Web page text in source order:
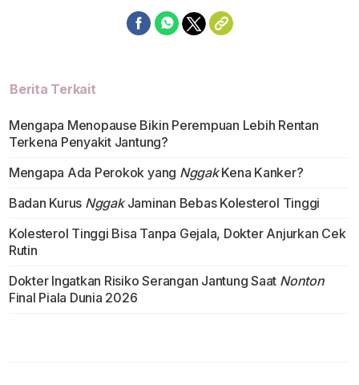
Berita Terkait
Mengapa Menopause Bikin Perempuan Lebih Rentan
Terkena Penyakit Jantung?
Mengapa Ada Perokok yang NggakKena Kanker?
Badan Kurus NggakJaminan Bebas Kolesterol Tinggi
Kolesterol Tinggi Bisa Tanpa Gejala, Dokter Anjurkan Cek
Rutin
Dokter Ingatkan Risiko Serangan Jantung Saat Nonton
Final Piala Dunia 2026